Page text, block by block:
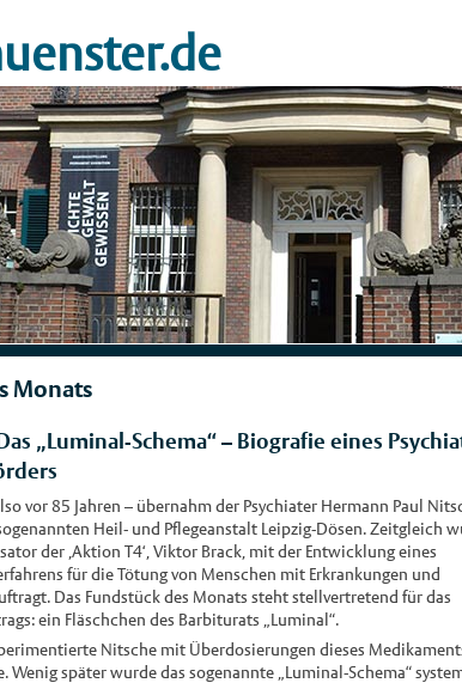
Monats
„Luminal-Schema“ – Biografie eines
vor 85 Jahren – übernahm der Psychiater Hermann Paul
Heil- und Pflegeanstalt Leipzig-Dösen. Zeitgleich
der ‚Aktion T4‘, Viktor Brack, mit der Entwicklung eines
für die Tötung von Menschen mit Erkrankungen und
Das Fundstück des Monats steht stellvertretend für das
ein Fläschchen des Barbiturats „Luminal“.
Nitsche mit Überdosierungen dieses
Wenig später wurde das sogenannte „Luminal-Schema“